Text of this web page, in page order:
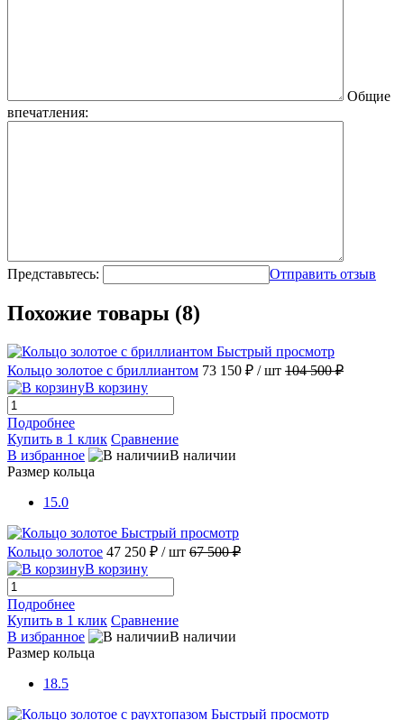
Общие
впечатления:
Представьтесь: Отправить отзыв
Похожие товары (8)
Быстрый просмотр
Кольцо золотое с бриллиантом 73 150 ₽ / шт 104 500 ₽
В корзину
Подробнее
Купить в 1 клик Сравнение
В избранное
В наличии
Размер кольца
15.0
Быстрый просмотр
Кольцо золотое 47 250 ₽ / шт 67 500 ₽
В корзину
Подробнее
Купить в 1 клик Сравнение
В избранное
В наличии
Размер кольца
18.5
Быстрый просмотр